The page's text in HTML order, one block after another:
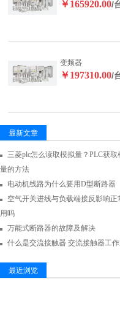
￥165920.00/
变频器
￥197310.00/
最新文章
三菱plc怎么读取模拟量？PLC获取
量的方法
电动机线路为什么要用D型断路器
空气开关进线与负载端接反影响正
用吗
万能式断路器的故障及解决
什么是交流接触器 交流接触器工
最近浏览